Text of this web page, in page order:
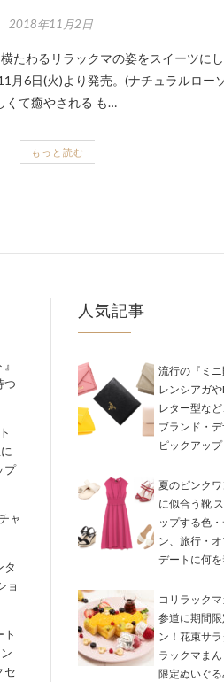
2018年11月2日
たわるリラックマの姿をスイーツに
月6日(火)より発売。(ナチュラルロー
て癒やされる も…
もっと読む
つ
プ
ャ
タ
ョ
セ
人気記事
流行の『ミ
レンシアガ
レター型な
ブランド・
ピックアップ
夏のピンク
に似合う靴
ップする色
ン、旅行・
デートに何
コリラック
参道に期間
ン！花束サ
ラックマま
限定ぬいぐる